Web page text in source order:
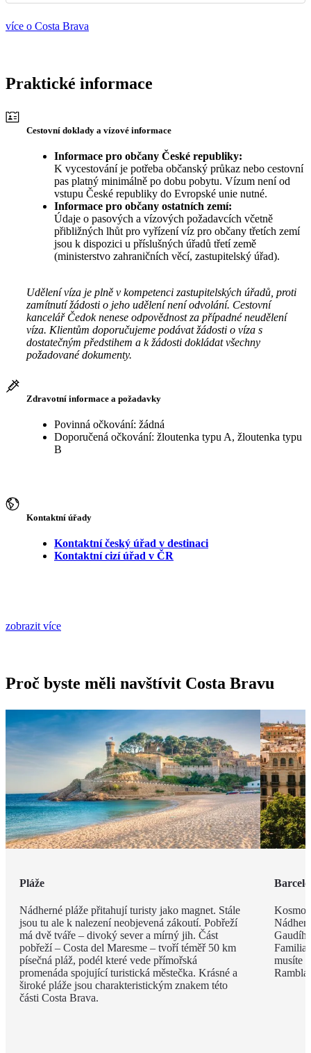
více o Costa Brava
Praktické informace
Cestovní doklady a vízové informace
Informace pro občany České republiky:
K vycestování je potřeba občanský průkaz nebo cestovní
pas platný minimálně po dobu pobytu. Vízum není od
vstupu České republiky do Evropské unie nutné.
Informace pro občany ostatních zemí:
Údaje o pasových a vízových požadavcích včetně
přibližných lhůt pro vyřízení víz pro občany třetích zemí
jsou k dispozici u příslušných úřadů třetí země
(ministerstvo zahraničních věcí, zastupitelský úřad).
Udělení víza je plně v kompetenci zastupitelských úřadů, proti
zamítnutí žádosti o jeho udělení není odvolání. Cestovní
kancelář Čedok nenese odpovědnost za případné neudělení
víza. Klientům doporučujeme podávat žádosti o víza s
dostatečným předstihem a k žádosti dokládat všechny
požadované dokumenty.
Zdravotní informace a požadavky
Povinná očkování: žádná
Doporučená očkování: žloutenka typu A, žloutenka typu
B
Kontaktní úřady
Kontaktní český úřad v destinaci
Kontaktní cizí úřad v ČR
zobrazit více
Proč byste měli navštívit Costa Bravu
Pláže
Nádherné pláže přitahují turisty jako magnet. Stále
jsou tu ale k nalezení neobjevená zákoutí. Pobřeží
má dvě tváře – divoký sever a mírný jih. Část
pobřeží – Costa del Maresme – tvoří téměř 50 km
písečná pláž, podél které vede přímořská
promenáda spojující turistická městečka. Krásné a
široké pláže jsou charakteristickým znakem této
části Costa Brava.
Familia
musíte